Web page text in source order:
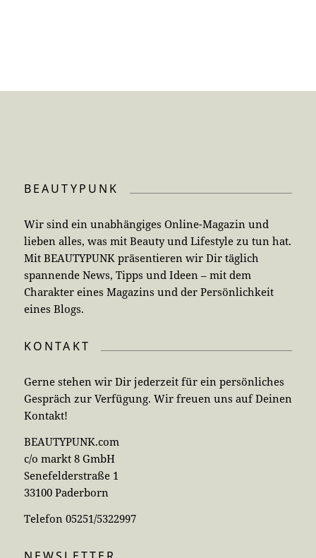
BEAUTYPUNK
Wir sind ein unabhängiges Online-Magazin und
lieben alles, was mit Beauty und Lifestyle zu tun hat.
Mit BEAUTYPUNK präsentieren wir Dir täglich
spannende News, Tipps und Ideen – mit dem
Charakter eines Magazins und der Persönlichkeit
eines Blogs.
KONTAKT
Gerne stehen wir Dir jederzeit für ein persönliches
Gespräch zur Verfügung. Wir freuen uns auf Deinen
Kontakt!
BEAUTYPUNK.com
c/o markt 8 GmbH
Senefelderstraße 1
33100 Paderborn
Telefon 05251/5322997